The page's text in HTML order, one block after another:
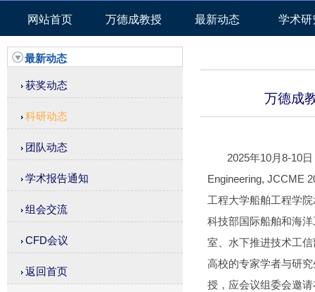
网站首页 万德成教授 最新动态 学术研
最新动态
获奖动态
科研动态
团队动态
学术报告通知
组会交流
CFD会议
返回首页
万德成
2025年10月8-10日
Engineering, JCCME
工程大学船舶工程学
科技部国际船舶和海
室、水下推进技术工
高校的专家学者与研
授，应会议组委会邀